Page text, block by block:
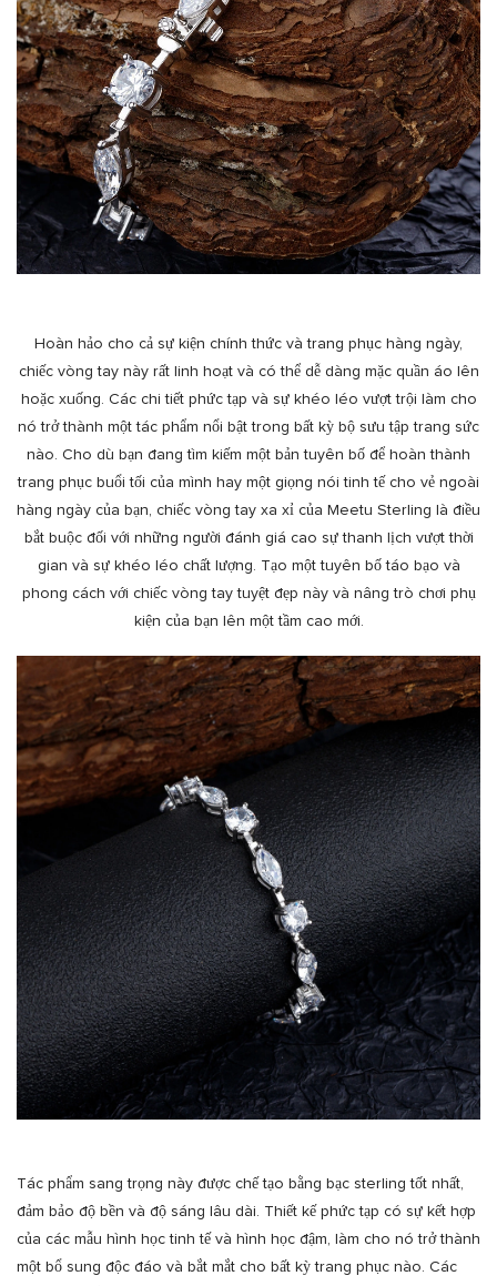
Hoàn hảo cho cả sự kiện chính thức và trang phục hàng ngày,
chiếc vòng tay này rất linh hoạt và có thể dễ dàng mặc quần áo lên
hoặc xuống. Các chi tiết phức tạp và sự khéo léo vượt trội làm cho
nó trở thành một tác phẩm nổi bật trong bất kỳ bộ sưu tập trang sức
nào. Cho dù bạn đang tìm kiếm một bản tuyên bố để hoàn thành
trang phục buổi tối của mình hay một giọng nói tinh tế cho vẻ ngoài
hàng ngày của bạn, chiếc vòng tay xa xỉ của Meetu Sterling là điều
bắt buộc đối với những người đánh giá cao sự thanh lịch vượt thời
gian và sự khéo léo chất lượng. Tạo một tuyên bố táo bạo và
phong cách với chiếc vòng tay tuyệt đẹp này và nâng trò chơi phụ
kiện của bạn lên một tầm cao mới.
Tác phẩm sang trọng này được chế tạo bằng bạc sterling tốt nhất,
đảm bảo độ bền và độ sáng lâu dài. Thiết kế phức tạp có sự kết hợp
của các mẫu hình học tinh tế và hình học đậm, làm cho nó trở thành
một bổ sung độc đáo và bắt mắt cho bất kỳ trang phục nào. Các